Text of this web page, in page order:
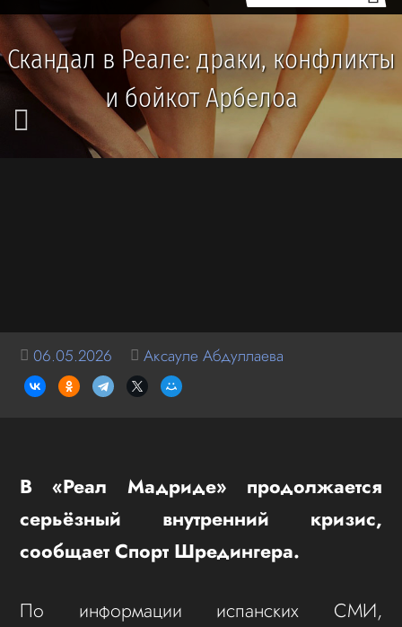
Скандал в Реале: драки, конфликты
и бойкот Арбелоа
06.05.2026 Аксауле Абдуллаева
В «Реал Мадриде» продолжается
серьёзный внутренний кризис,
сообщает Спорт Шредингера.
По информации испанских СМИ,